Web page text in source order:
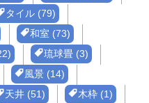
タイル (79)
和室 (73)
琉球畳 (3)
風景 (14)
天井 (51)
木枠 (1)